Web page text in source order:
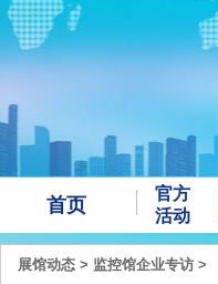
首页
官方
活动
展馆动态 > 监控馆企业专访 >